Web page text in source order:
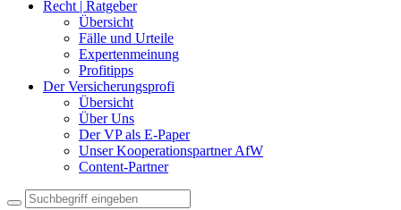
Recht | Ratgeber
Übersicht
Fälle und Urteile
Expertenmeinung
Profitipps
Der Versicherungsprofi
Übersicht
Über Uns
Der VP als E-Paper
Unser Kooperationspartner AfW
Content-Partner